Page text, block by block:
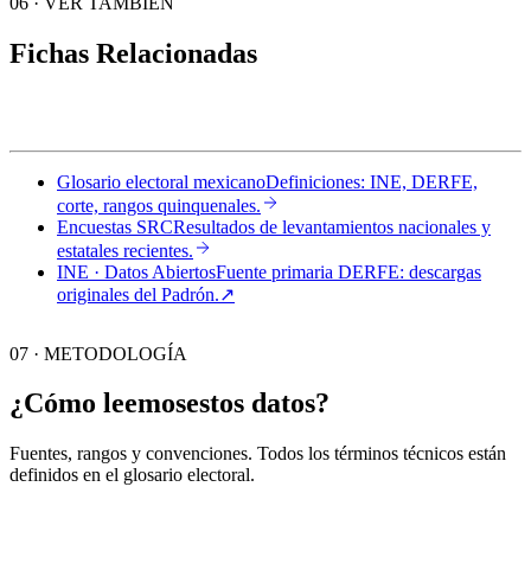
Fichas Relacionadas
Glosario electoral mexicanoDefiniciones: INE, DERFE,
corte, rangos quinquenales.
Encuestas SRCResultados de levantamientos nacionales y
estatales recientes.
INE · Datos AbiertosFuente primaria DERFE: descargas
originales del Padrón.↗︎
07 · METODOLOGÍA
¿Cómo leemosestos datos?
Fuentes, rangos y convenciones. Todos los términos técnicos están
definidos en el glosario electoral.